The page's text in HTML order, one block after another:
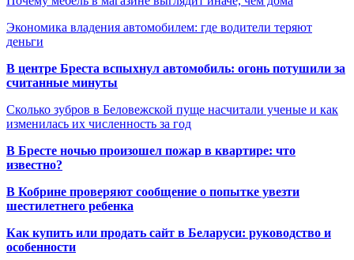
Экономика владения автомобилем: где водители теряют
деньги
В центре Бреста вспыхнул автомобиль: огонь потушили за
считанные минуты
Сколько зубров в Беловежской пуще насчитали ученые и как
изменилась их численность за год
В Бресте ночью произошел пожар в квартире: что
известно?
В Кобрине проверяют сообщение о попытке увезти
шестилетнего ребенка
Как купить или продать сайт в Беларуси: руководство и
особенности